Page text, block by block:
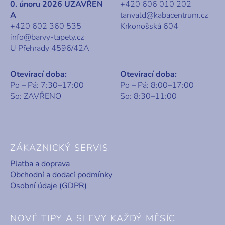
0. únoru 2026 UZAVŘEN
A
+420 602 360 535
info@barvy-tapety.cz
U Přehrady 4596/42A
+420 606 010 202
tanvald@kabacentrum.cz
Krkonošská 604
Otevírací doba:
Po – Pá: 7:30–17:00
So: ZAVŘENO
Otevírací doba:
Po – Pá: 8:00–17:00
So: 8:30–11:00
ZÁKAZNICKÝ SERVIS
Platba a doprava
Obchodní a dodací podmínky
Osobní údaje (GDPR)
NOVÉ TIPY A SLEVY KAŽDÝ MĚSÍC